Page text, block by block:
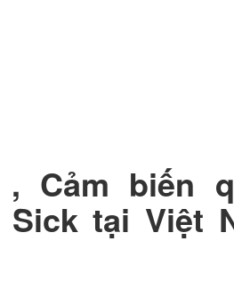
, Cảm biến
tại Việt